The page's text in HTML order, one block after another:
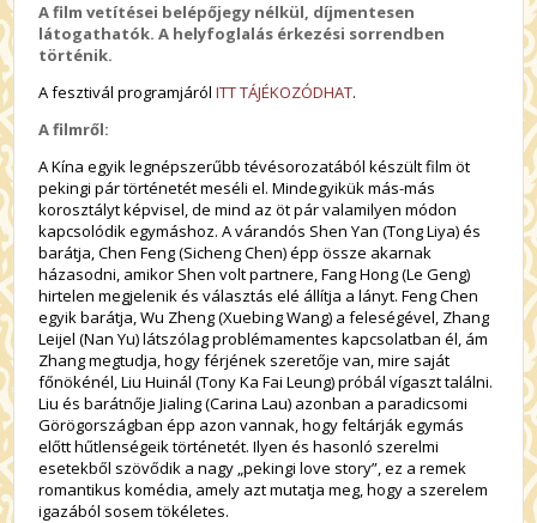
A film vetítései belépőjegy nélkül, díjmentesen
látogathatók. A helyfoglalás érkezési sorrendben
történik.
A fesztivál programjárólITT TÁJÉKOZÓDHAT.
A filmről:
A Kína egyik legnépszerűbb tévésorozatából készült film öt
pekingi pár történetét meséli el. Mindegyikük más-más
korosztályt képvisel, de mind az öt pár valamilyen módon
kapcsolódik egymáshoz. A várandós Shen Yan (Tong Liya) és
barátja, Chen Feng (Sicheng Chen) épp össze akarnak
házasodni, amikor Shen volt partnere, Fang Hong (Le Geng)
hirtelen megjelenik és választás elé állítja a lányt. Feng Chen
egyik barátja, Wu Zheng (Xuebing Wang) a feleségével, Zhang
Leijel (Nan Yu) látszólag problémamentes kapcsolatban él, ám
Zhang megtudja, hogy férjének szeretője van, mire saját
főnökénél, Liu Huinál (Tony Ka Fai Leung) próbál vígaszt találni.
Liu és barátnője Jialing (Carina Lau) azonban a paradicsomi
Görögországban épp azon vannak, hogy feltárják egymás
előtt hűtlenségeik történetét. Ilyen és hasonló szerelmi
esetekből szövődik a nagy „pekingi love story”, ez a remek
romantikus komédia, amely azt mutatja meg, hogy a szerelem
igazából sosem tökéletes.